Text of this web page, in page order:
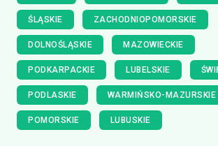
ŚLĄSKIE ZACHODNIOPOMORSKIE
DOLNOŚLĄSKIE MAZOWIECKIE
PODKARPACKIE LUBELSKIE
PODLASKIE WARMIŃSKO-MAZURSKIE
POMORSKIE LUBUSKIE